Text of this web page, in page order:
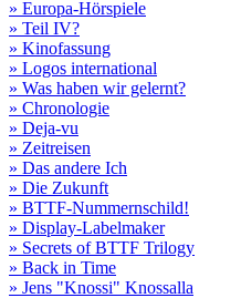
» Europa-Hörspiele
» Teil IV?
» Kinofassung
» Logos international
» Was haben wir gelernt?
» Chronologie
» Deja-vu
» Zeitreisen
» Das andere Ich
» Die Zukunft
» BTTF-Nummernschild!
» Display-Labelmaker
» Secrets of BTTF Trilogy
» Back in Time
» Jens "Knossi" Knossalla